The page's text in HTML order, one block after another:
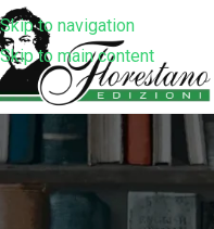
Skip to navigation
Skip to main content